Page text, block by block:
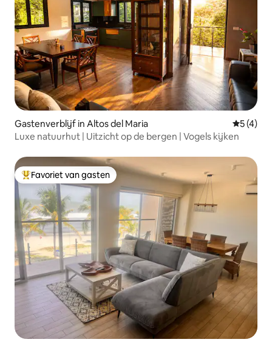
Gastenverblijf in Altos del Maria
5 (4)
Luxe natuurhut | Uitzicht op de bergen | Vogels kijken
Topfavoriet van gasten
Favoriet van gasten